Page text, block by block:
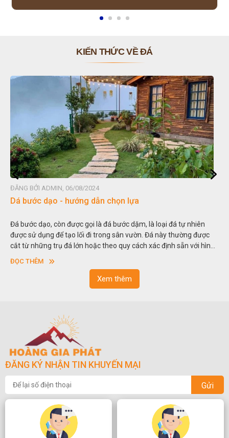
KIẾN THỨC VỀ ĐÁ
ĐĂNG BỞI ADMIN, 06/08/2024
Dá bước dạo - hướng dẫn chọn lựa
Đá bước dạo, còn được gọi là đá bước dặm, là loại đá tự nhiên
được sử dụng để tạo lối đi trong sân vườn. Đá này thường được
cắt từ những trụ đá lớn hoặc theo quy cách xác định sẵn với hình
vuông hoặc hình chữ nhật và có độ dày khác nhau.
ĐỌC THÊM
Xem thêm
ĐĂNG KÝ NHẬN TIN KHUYẾN MẠI
Gửi